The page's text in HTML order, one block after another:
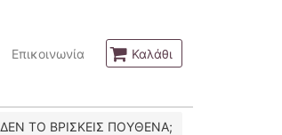
Επικοινωνία Καλάθι
ΔΕΝ ΤΟ ΒΡΙΣΚΕΙΣ ΠΟΥΘΕΝΑ;